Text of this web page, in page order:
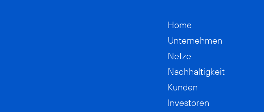
Home
Unternehmen
Netze
Nachhaltigkeit
Kunden
Investoren